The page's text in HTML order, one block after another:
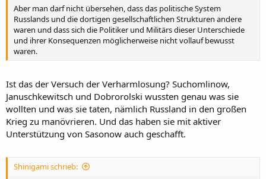
Aber man darf nicht übersehen, dass das politische System
Russlands und die dortigen gesellschaftlichen Strukturen andere
waren und dass sich die Politiker und Militärs dieser Unterschiede
und ihrer Konsequenzen möglicherweise nicht vollauf bewusst
waren.
Ist das der Versuch der Verharmlosung? Suchomlinow,
Januschkewitsch und Dobrorolski wussten genau was sie
wollten und was sie taten, nämlich Russland in den großen
Krieg zu manövrieren. Und das haben sie mit aktiver
Unterstützung von Sasonow auch geschafft.
Shinigami schrieb: